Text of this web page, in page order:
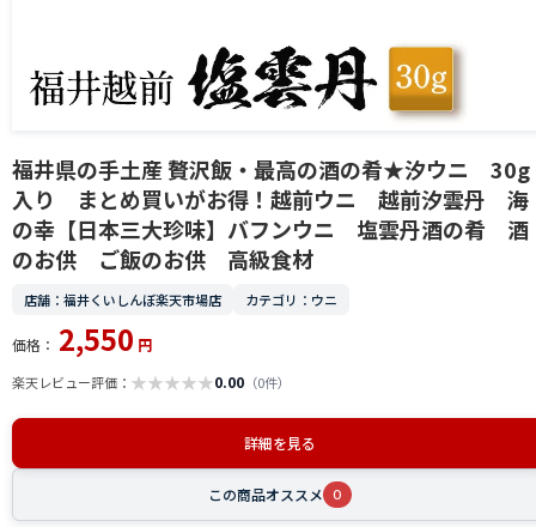
福井県の手土産 贅沢飯・最高の酒の肴★汐ウニ 30g
入り まとめ買いがお得！越前ウニ 越前汐雲丹 海
の幸【日本三大珍味】バフンウニ 塩雲丹酒の肴 酒
のお供 ご飯のお供 高級食材
店舗：福井くいしんぼ楽天市場店 カテゴリ：ウニ
価格： 2,550 円
楽天レビュー評価： ★★★★★0.00 （0件）
詳細を見る
この商品オススメ 0